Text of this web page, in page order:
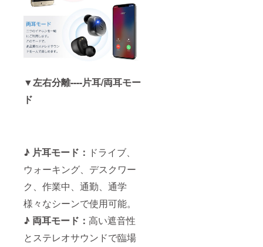
▼左右分離----片耳/両耳モー
ド
♪ 片耳モード： ドライブ、
ウォーキング、デスクワー
ク、作業中、通勤、通学
様々なシーンで使用可能。
♪ 両耳モード： 高い遮音性
とステレオサウンドで臨場